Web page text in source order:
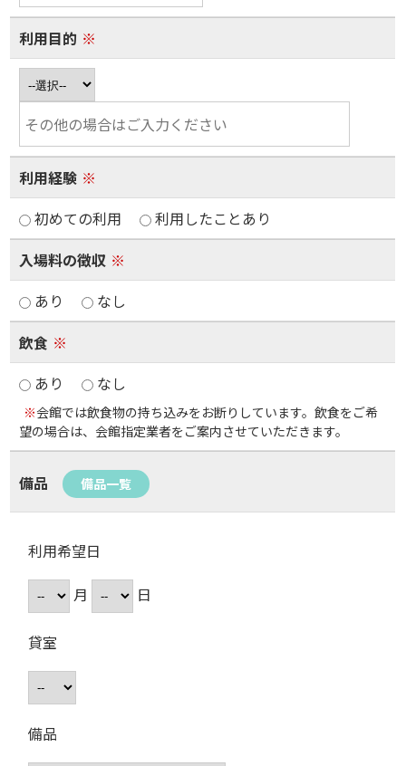
利用目的 ※
利用経験 ※
初めての利用
利用したことあり
入場料の徴収 ※
あり
なし
飲食 ※
あり
なし
※会館では飲食物の持ち込みをお断りしています。飲食をご希
望の場合は、会館指定業者をご案内させていただきます。
備品 備品一覧
利用希望日
月
日
貸室
備品